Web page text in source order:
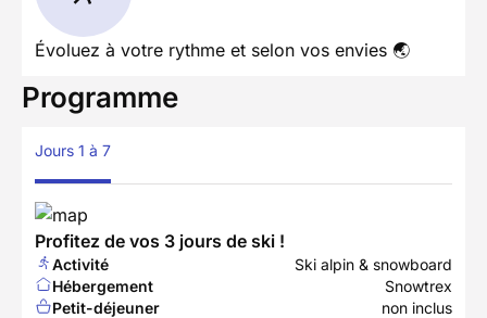
Évoluez à votre rythme et selon vos envies 🌏
Programme
Jours 1 à 7
Profitez de vos 3 jours de ski !
Activité
Ski alpin & snowboard
Hébergement
Snowtrex
Petit-déjeuner
non inclus